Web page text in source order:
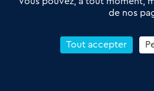
proximité et des territoires
Reprendre un Restaurant Rapide
de nos
Tout accepter